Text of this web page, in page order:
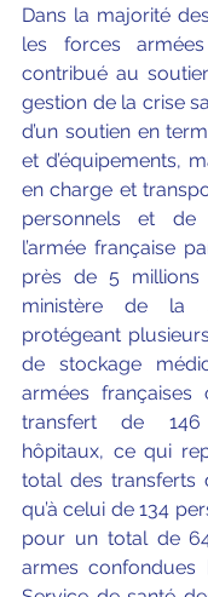
Dans la majorité
les forces
contribué au
gestion de la crise
d’un soutien en
et d’équipements,
en charge et
personnels et de
l’armée française
près de 5
ministère de la
protégeant
de stockage
armées
transfert de
hôpitaux, ce qui
total des transferts
qu’à celui de 134
pour un total de
armes confondues